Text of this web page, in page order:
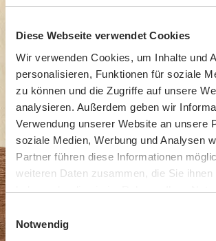
Diese Webseite verwendet Cookies
Wir verwenden Cookies, um Inhalte und
personalisieren, Funktionen für soziale
zu können und die Zugriffe auf unsere
analysieren. Außerdem geben wir
Verwendung unserer Website an unsere
soziale Medien, Werbung und Analysen
Partner führen diese Informationen
weiteren Daten zusammen, die Sie ihnen
haben oder die sie im Rahmen Ihrer
Einwilligungsauswahl
Notwendig
das Highlight auf Ihrem
Produkte anzeigen